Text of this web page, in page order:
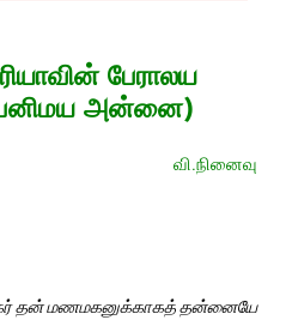
பேராலய
(பனிமய அன்னை)
வி.நினைவு
தன் மணமகனுக்காகத் தன்னையே